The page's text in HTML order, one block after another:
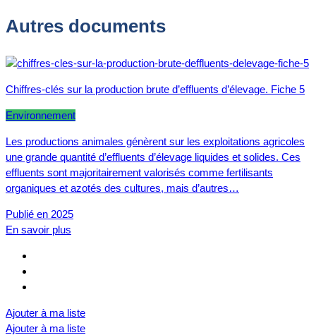
Autres documents
Chiffres-clés sur la production brute d’effluents d’élevage. Fiche 5
Environnement
Les productions animales génèrent sur les exploitations agricoles
une grande quantité d’effluents d’élevage liquides et solides. Ces
effluents sont majoritairement valorisés comme fertilisants
organiques et azotés des cultures, mais d’autres…
Publié en 2025
En savoir plus
Ajouter à ma liste
Ajouter à ma liste